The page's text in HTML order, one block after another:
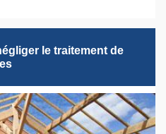
le traitement de